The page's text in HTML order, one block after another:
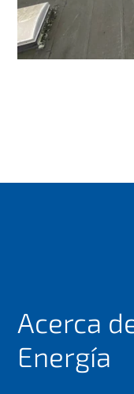
Acerca
Energía